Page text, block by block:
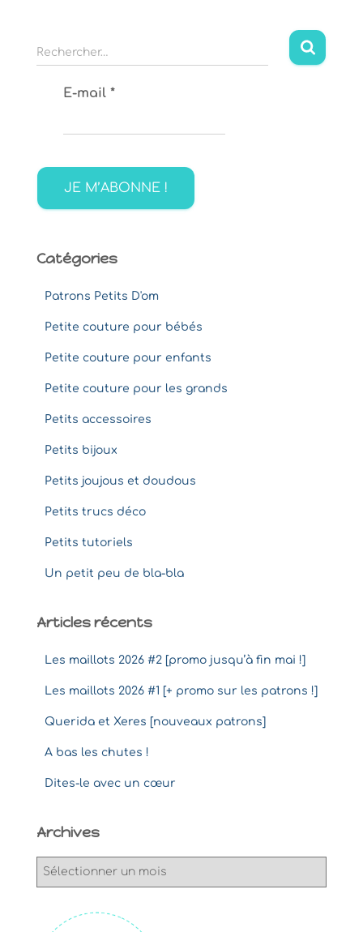
R
e
h
r
Rechercher…
E-mail *
Catégories
Patrons Petits D'om
Petite couture pour bébés
Petite couture pour enfants
Petite couture pour les grands
Petits accessoires
Petits bijoux
Petits joujous et doudous
Petits trucs déco
Petits tutoriels
Un petit peu de bla-bla
Articles récents
Les maillots 2026 #2 [promo jusqu’à fin mai !]
Les maillots 2026 #1 [+ promo sur les patrons !]
Querida et Xeres [nouveaux patrons]
A bas les chutes !
Dites-le avec un cœur
Archives